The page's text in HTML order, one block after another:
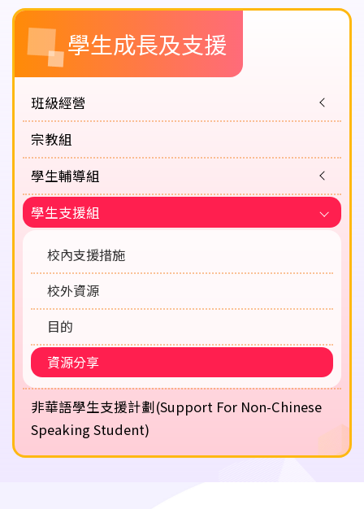
Main
navigation
學生成長及支援
班級經營
宗教組
學生輔導組
學生支援組
校內支援措施
校外資源
目的
資源分享
非華語學生支援計劃(Support For Non-Chinese
Speaking Student)